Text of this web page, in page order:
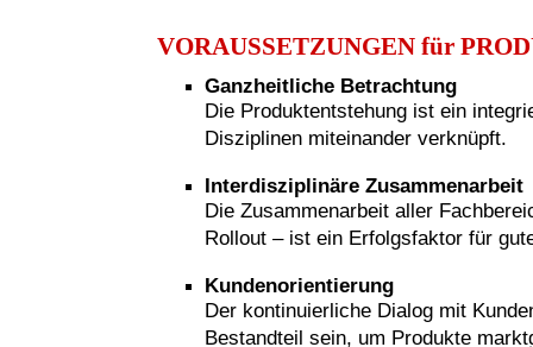
VORAUSSETZUNGEN für
Ganzheitliche Betrachtung
Die Produktentstehung ist ein
Disziplinen miteinander verknüpft.
Interdisziplinäre Zusammenarbeit
Die Zusammenarbeit aller
Rollout – ist ein Erfolgsfaktor für
Kundenorientierung
Der kontinuierliche Dialog mit
Bestandteil sein, um Produkte